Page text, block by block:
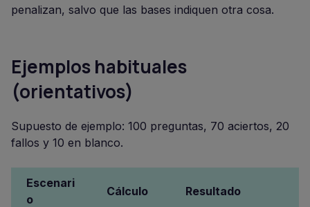
penalizan, salvo que las bases indiquen otra cosa.
Ejemplos habituales
(orientativos)
Supuesto de ejemplo: 100 preguntas, 70 aciertos, 20
fallos y 10 en blanco.
Escenari
o
Cálculo Resultado